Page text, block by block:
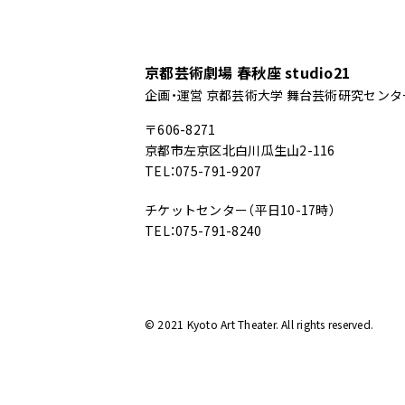
京都芸術劇場 春秋座 studio21
企画・運営 京都芸術大学 舞台芸術研究セン
〒606-8271
京都市左京区北白川瓜生山2-116
TEL：075-791-9207
チケットセンター（平日10-17時）
TEL：075-791-8240
© 2021 Kyoto Art Theater. All rights reserved.